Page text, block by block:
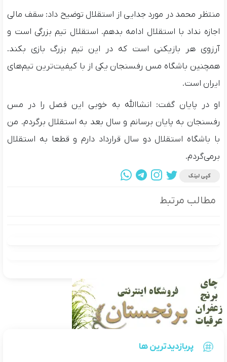
منتظر محمد در مورد جدایی از استقلال توضیح داد: سقف مالی
اجازه نداد با استقلال ادامه بدهم. استقلال تیم بزرگی است و
آرزوی هر بازیکنی است که در این تیم بزرگ بازی بکند.
همچنین باشگاه مس رفسنجان یکی از با کیفیت‌ترین تیم‌های
ایران است.
او در پایان گفت: انشاالله به خوبی این فصل را در مس
رفسنجان به پایان برسانم و سال بعد به استقلال برگردم. من
با باشگاه استقلال دو سال قرارداد دارم و قطعا به استقلال
برمی‌گردم.
کپی لینک
مطالب مرتبط
پربازدیدترین ها